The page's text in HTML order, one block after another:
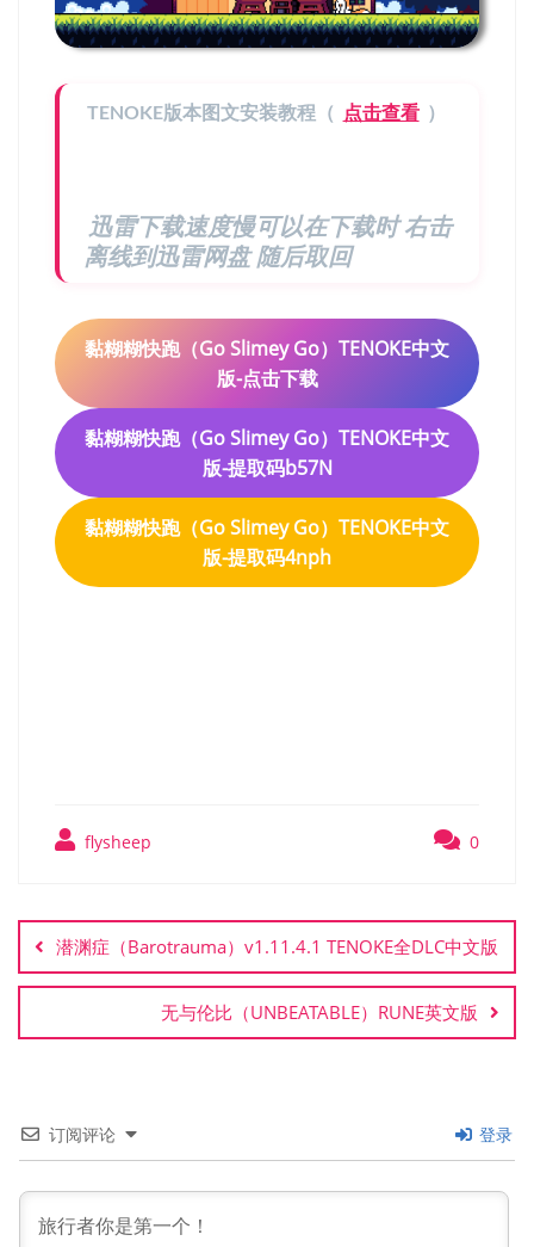
TENOKE版本图文安装教程（ 点击查看 ）
迅雷下载速度慢可以在下载时 右击
离线到迅雷网盘 随后取回
黏糊糊快跑（Go Slimey Go）TENOKE中文
版-点击下载
黏糊糊快跑（Go Slimey Go）TENOKE中文
版-提取码b57N
黏糊糊快跑（Go Slimey Go）TENOKE中文
版-提取码4nph
flysheep 0
章
导
航
潜渊症（Barotrauma）v1.11.4.1 TENOKE全DLC中文版
无与伦比（UNBEATABLE）RUNE英文版
订阅评论 登录